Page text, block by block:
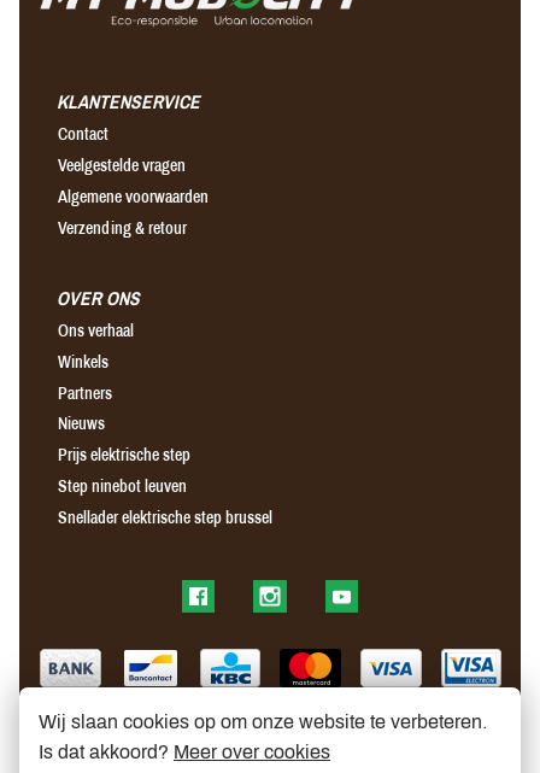
KLANTENSERVICE
Contact
Veelgestelde vragen
Algemene voorwaarden
Verzending & retour
OVER ONS
Ons verhaal
Winkels
Partners
Nieuws
Prijs elektrische step
Step ninebot leuven
Snellader elektrische step brussel
Find us on FacebookFind us on InstagramFind us on YouTube
Wij slaan cookies op om onze website te verbeteren.
Is dat akkoord? Meer over cookies